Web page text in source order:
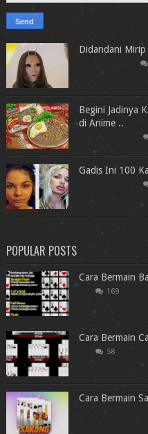
Didandani
Begini Jadinya
di Anime ..
Gadis Ini 100
POPULAR POSTS
Cara Bermain
169
Cara Bermain
58
Cara Bermain